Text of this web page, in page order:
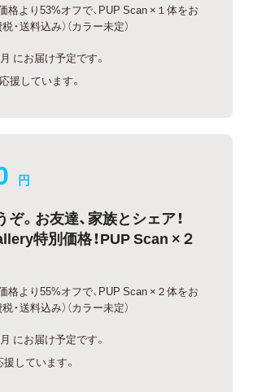
格より53%オフで、PUP Scan ×１体をお
・送料込み）（カラー未定）
にお届け予定です。
援しています。
円
。お友達、家族とシェア！
特別価格！PUP Scan ×２
格より55%オフで、PUP Scan ×２体をお
・送料込み）（カラー未定）
にお届け予定です。
しています。